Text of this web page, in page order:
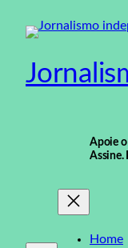
para
conteúdo
Apoie o
Assine.
Home